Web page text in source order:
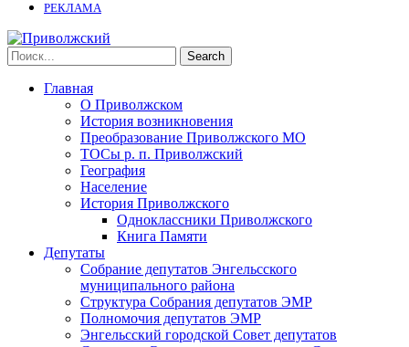
РЕКЛАМА
Главная
О Приволжском
История возникновения
Преобразование Приволжского МО
ТОСы р. п. Приволжский
География
Население
История Приволжского
Одноклассники Приволжского
Книга Памяти
Депутаты
Собрание депутатов Энгельсского
муниципального района
Структура Собрания депутатов ЭМР
Полномочия депутатов ЭМР
Энгельсский городской Совет депутатов